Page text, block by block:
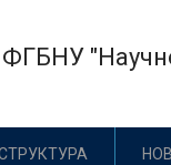
ФГБНУ